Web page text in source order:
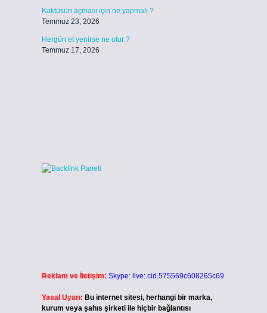
Kaktüsün açması için ne yapmalı ?
Temmuz 23, 2026
Hergün et yenirse ne olur ?
Temmuz 17, 2026
Reklam ve İletişim: Skype: live:.cid.575569c608265c69
Yasal Uyarı: Bu internet sitesi, herhangi bir marka,
kurum veya şahıs şirketi ile hiçbir bağlantısı